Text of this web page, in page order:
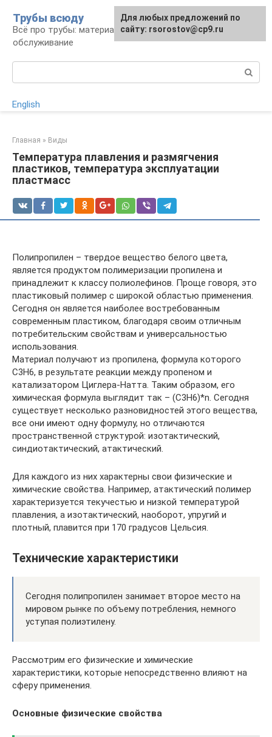
контенту
Трубы всюду
Всё про трубы: материалы, монтаж и
обслуживание
English
Главная » Виды
Температура плавления и размягчения
пластиков, температура эксплуатации
пластмасс
Полипропилен – твердое вещество белого цвета,
является продуктом полимеризации пропилена и
принадлежит к классу полиолефинов. Проще говоря, это
пластиковый полимер с широкой областью применения.
Сегодня он является наиболее востребованным
современным пластиком, благодаря своим отличным
потребительским свойствам и универсальностью
использования.
Материал получают из пропилена, формула которого
C3H6, в результате реакции между пропеном и
катализатором Циглера-Натта. Таким образом, его
химическая формула выглядит так – (C3H6)*n. Сегодня
существует несколько разновидностей этого вещества,
все они имеют одну формулу, но отличаются
пространственной структурой: изотактический,
синдиотактический, атактический.
Для каждого из них характерны свои физические и
химические свойства. Например, атактический полимер
характеризуется текучестью и низкой температурой
плавления, а изотактический, наоборот, упругий и
плотный, плавится при 170 градусов Цельсия.
Технические характеристики
Сегодня полипропилен занимает второе место на
мировом рынке по объему потребления, немного
уступая полиэтилену.
Рассмотрим его физические и химические
характеристики, которые непосредственно влияют на
сферу применения.
Основные физические свойства
Для любых предложений по
сайту: rsorostov@cp9.ru